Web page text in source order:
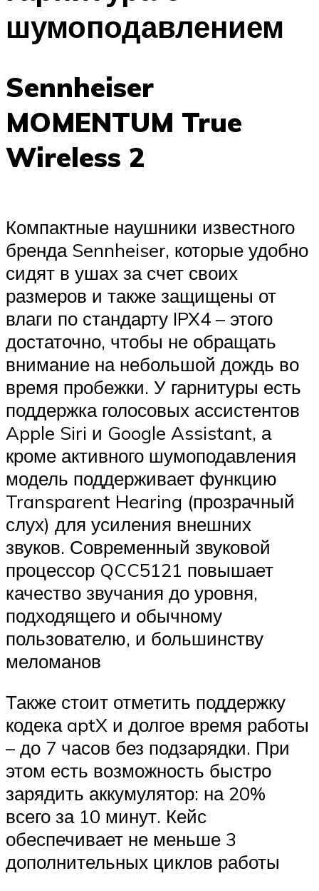
шумоподавлением
Sennheiser
MOMENTUM True
Wireless 2
Компактные наушники известного
бренда Sennheiser, которые удобно
сидят в ушах за счет своих
размеров и также защищены от
влаги по стандарту IPX4 – этого
достаточно, чтобы не обращать
внимание на небольшой дождь во
время пробежки. У гарнитуры есть
поддержка голосовых ассистентов
Apple Siri и Google Assistant, а
кроме активного шумоподавления
модель поддерживает функцию
Transparent Hearing (прозрачный
слух) для усиления внешних
звуков. Современный звуковой
процессор QCC5121 повышает
качество звучания до уровня,
подходящего и обычному
пользователю, и большинству
меломанов
Также стоит отметить поддержку
кодека aptX и долгое время работы
– до 7 часов без подзарядки. При
этом есть возможность быстро
зарядить аккумулятор: на 20%
всего за 10 минут. Кейс
обеспечивает не меньше 3
дополнительных циклов работы